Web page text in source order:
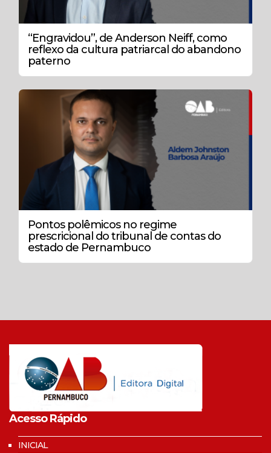
“Engravidou”, de Anderson Neiff, como
reflexo da cultura patriarcal do abandono
paterno
Pontos polêmicos no regime
prescricional do tribunal de contas do
estado de Pernambuco
Acesso Rápido
INICIAL